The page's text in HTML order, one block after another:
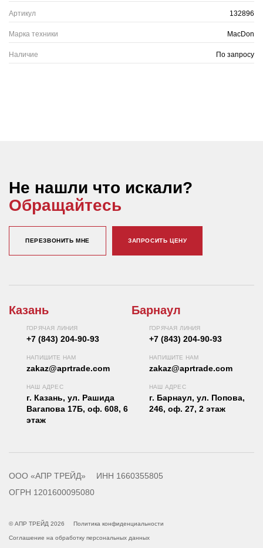
Артикул 132896
Марка техники MacDon
Наличие По запросу
Не нашли что искали?
Обращайтесь
ПЕРЕЗВОНИТЬ МНЕ ЗАПРОСИТЬ ЦЕНУ
Казань
ГОРЯЧАЯ ЛИНИЯ
+7 (843) 204-90-93
НАПИШИТЕ НАМ
zakaz@aprtrade.com
НАШ АДРЕС
г. Казань, ул. Рашида
Вагапова 17Б, оф. 608, 6
этаж
Барнаул
ГОРЯЧАЯ ЛИНИЯ
+7 (843) 204-90-93
НАПИШИТЕ НАМ
zakaz@aprtrade.com
НАШ АДРЕС
г. Барнаул, ул. Попова,
246, оф. 27, 2 этаж
ООО «АПР ТРЕЙД»
ИНН 1660355805
ОГРН 1201600095080
© АПР ТРЕЙД 2026 Политика конфиденциальности
Соглашение на обработку персональных данных